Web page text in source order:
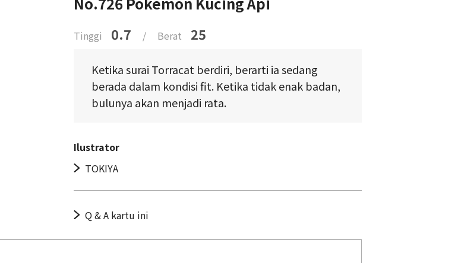
Tinggi 0.7 / Berat 25
Ketika surai Torracat berdiri, berarti ia sedang
berada dalam kondisi fit. Ketika tidak enak badan,
bulunya akan menjadi rata.
Ilustrator
TOKIYA
Q & A kartu ini